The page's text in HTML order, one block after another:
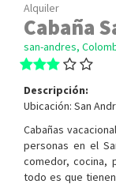
Alquiler
Cabaña
san-andres,
Descripción:
Ubicación: San
Cabañas
personas en el
comedor, cocina,
todo es que